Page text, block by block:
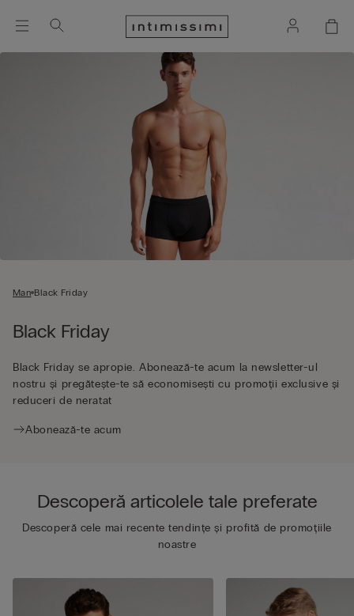
Man Black Friday
Black Friday
Black Friday se apropie. Abonează-te acum la newsletter-ul
nostru și pregătește-te să economisești cu promoții exclusive și
reduceri de neratat
Abonează-te acum
Descoperă articolele tale preferate
Descoperă cele mai recente tendințe și profită de promoțiile
noastre